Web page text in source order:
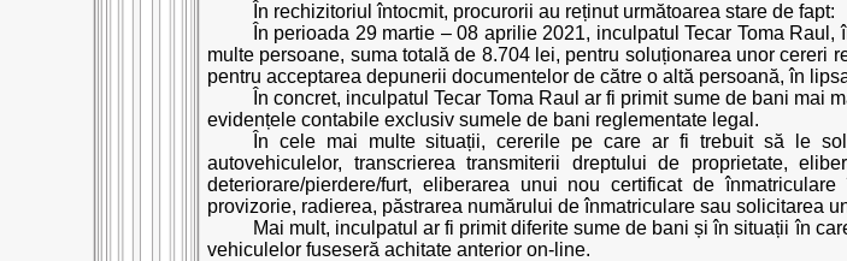
În rechizitoriul întocmit, procurorii au reținut următoarea stare de fapt:
În perioada 29 martie – 08 aprilie 2021, inculpatul Tecar Toma
multe persoane, suma totală de 8.704 lei, pentru soluționarea unor cereri
pentru acceptarea depunerii documentelor de către o altă persoană, în
În concret, inculpatul Tecar Toma Raul ar fi primit sume de bani
evidențele contabile exclusiv sumele de bani reglementate legal.
În cele mai multe situații, cererile pe care ar fi trebuit să le
autovehiculelor, transcrierea transmiterii dreptului de proprietate,
deteriorare/pierdere/furt, eliberarea unui nou certificat de
provizorie, radierea, păstrarea numărului de înmatriculare sau solicitarea
Mai mult, inculpatul ar fi primit diferite sume de bani și în situații în
vehiculelor fuseseră achitate anterior on-line.